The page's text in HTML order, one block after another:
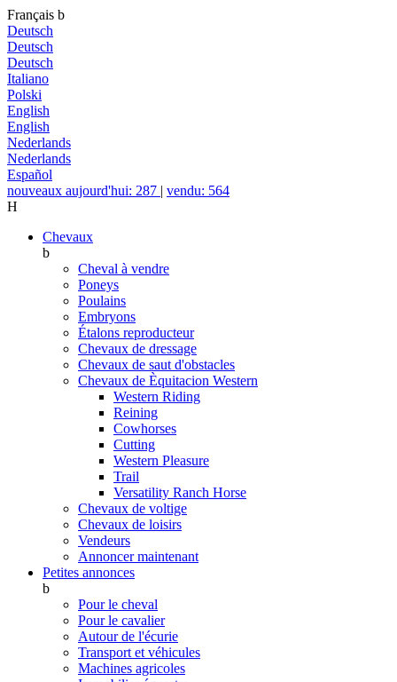
Français b
Deutsch
Deutsch
Deutsch
Italiano
Polski
English
English
Nederlands
Nederlands
Español
nouveaux aujourd'hui: 287 | vendu: 564
H
Chevaux
b
Cheval à vendre
Poneys
Poulains
Embryons
Étalons reproducteur
Chevaux de dressage
Chevaux de saut d'obstacles
Chevaux de Èquitacion Western
Western Riding
Reining
Cowhorses
Cutting
Western Pleasure
Trail
Versatility Ranch Horse
Chevaux de voltige
Chevaux de loisirs
Vendeurs
Annoncer maintenant
Petites annonces
b
Pour le cheval
Pour le cavalier
Autour de l'écurie
Transport et véhicules
Machines agricoles